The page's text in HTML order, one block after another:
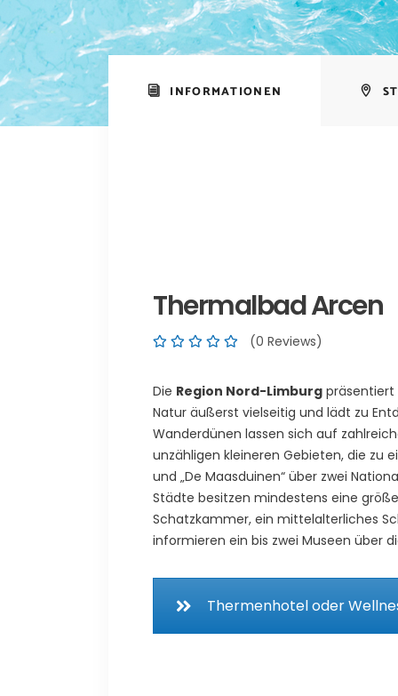
INFORMATIONEN
Thermalbad Arcen
(0 Reviews)
Die Region Nord-Limburg präsentiert
Natur äußerst vielseitig und lädt zu
Wanderdünen lassen sich auf
unzähligen kleineren Gebieten, die zu
und „De Maasduinen“ über zwei
Städte besitzen mindestens eine
Schatzkammer, ein mittelalterliches
informieren ein bis zwei Museen über
Thermenhotel oder